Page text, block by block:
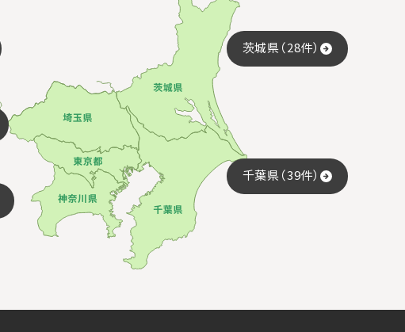
茨城県（28件）
千葉県（39件）